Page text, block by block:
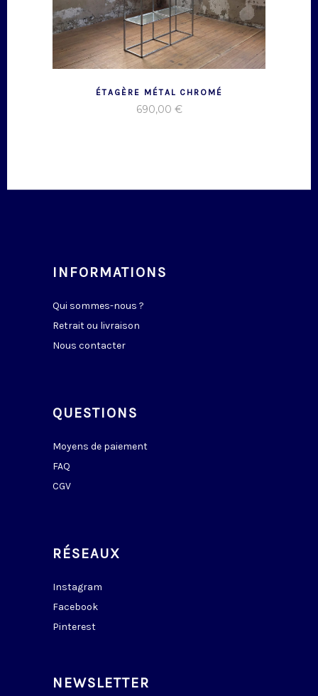
ÉTAGÈRE MÉTAL CHROMÉ
690,00 €
INFORMATIONS
Qui sommes-nous ?
Retrait ou livraison
Nous contacter
QUESTIONS
Moyens de paiement
FAQ
CGV
RÉSEAUX
Instagram
Facebook
Pinterest
NEWSLETTER